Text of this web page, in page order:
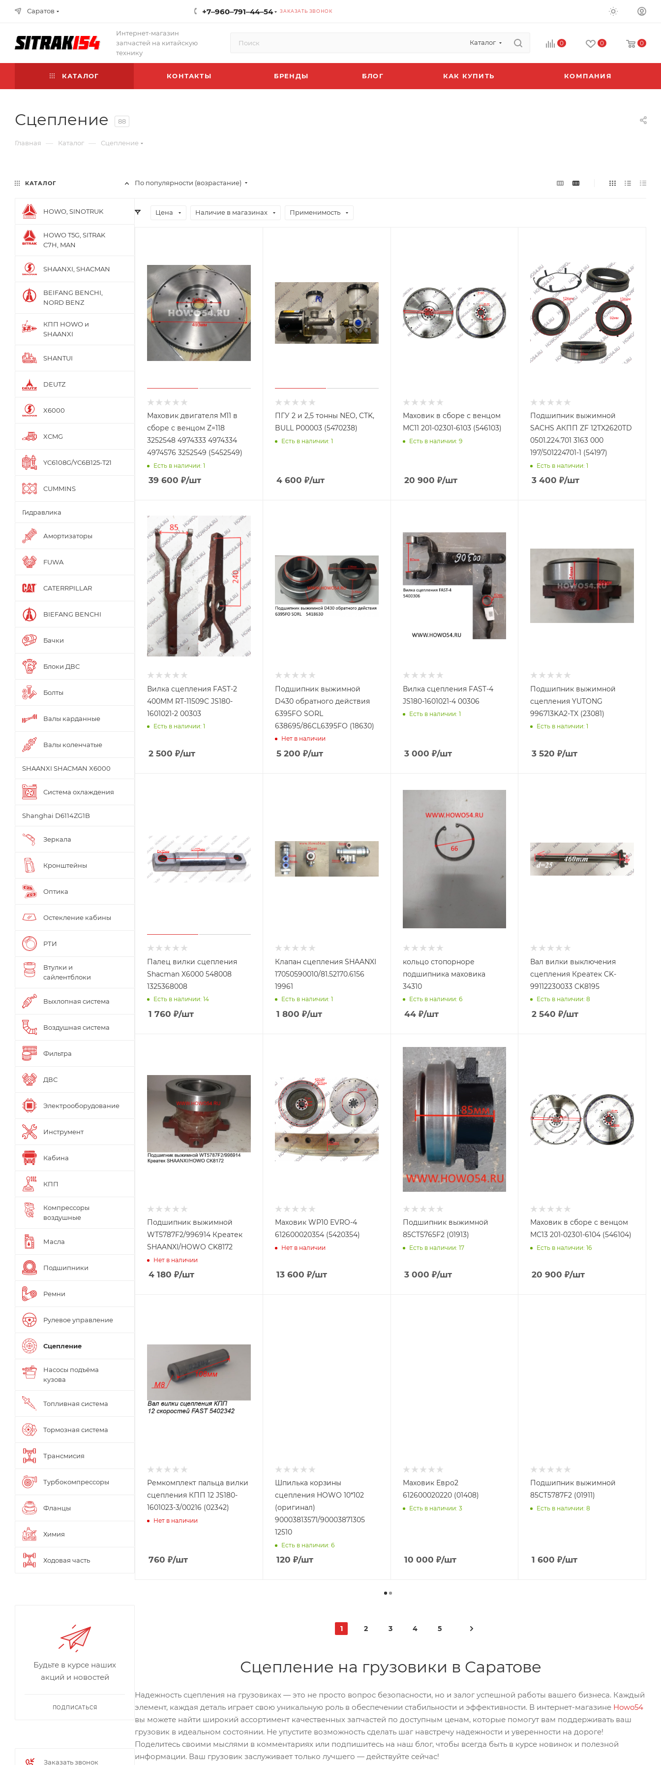
Саратов +7‒960‒791‒44‒54 ЗАКАЗАТЬ ЗВОНОК
Интернет-магазин
запчастей на китайскую
технику
Каталог 0 0 0
КАТАЛОГ КОНТАКТЫ БРЕНДЫ БЛОГ КАК КУПИТЬ КОМПАНИЯ
Сцепление 88
Главная — Каталог — Сцепление
По популярности (возрастание)
Цена Наличие в магазинах Применимость
Маховик двигателя M11 в
сборе с венцом Z=118
3252548 4974333 4974334
4974576 3252549 (5452549)
Есть в наличии: 1
39 600 ₽/шт
ПГУ 2 и 2,5 тонны NEO, CTK,
BULL P00003 (5470238)
Есть в наличии: 1
4 600 ₽/шт
Маховик в сборе с венцом
MC11 201-02301-6103 (546103)
Есть в наличии: 9
20 900 ₽/шт
Подшипник выжимной
SACHS АКПП ZF 12TX2620TD
0501.224.701 3163 000
197/501224701-1 (54197)
Есть в наличии: 1
3 400 ₽/шт
Вилка сцепления FAST-2
400MM RT-11509C JS180-
1601021-2 00303
Есть в наличии: 1
2 500 ₽/шт
Подшипник выжимной
D430 обратного действия
6395FO SORL
638695/86CL6395FO (18630)
Нет в наличии
5 200 ₽/шт
Вилка сцепления FAST-4
JS180-1601021-4 00306
Есть в наличии: 1
3 000 ₽/шт
Подшипник выжимной
сцепления YUTONG
996713KA2-TX (23081)
Есть в наличии: 1
3 520 ₽/шт
Палец вилки сцепления
Shacman X6000 548008
1325368008
Есть в наличии: 14
1 760 ₽/шт
Клапан сцепления SHAANXI
17050590010/81.52170.6156
19961
Есть в наличии: 1
1 800 ₽/шт
кольцо стопорноре
подшипника маховика
34310
Есть в наличии: 6
44₽/шт
Вал вилки выключения
сцепления Креатек CK-
99112230033 CK8195
Есть в наличии: 8
2 540 ₽/шт
Подшипник выжимной
WT5787F2/996914 Креатек
SHAANXI/HOWO CK8172
Нет в наличии
4 180 ₽/шт
Маховик WP10 EVRO-4
612600020354 (5420354)
Нет в наличии
13 600 ₽/шт
Подшипник выжимной
85CT5765F2 (01913)
Есть в наличии: 17
3 000 ₽/шт
Маховик в сборе с венцом
MC13 201-02301-6104 (546104)
Есть в наличии: 16
20 900 ₽/шт
Ремкомплект пальца вилки
сцепления КПП 12 JS180-
1601023-3/00216 (02342)
Нет в наличии
760 ₽/шт
Шпилька корзины
сцепления HOWO 10*102
(оригинал)
90003813571/90003871305
12510
Есть в наличии: 6
120 ₽/шт
Маховик Евро2
612600020220 (01408)
Есть в наличии: 3
10 000 ₽/шт
Подшипник выжимной
85CT5787F2 (01911)
Есть в наличии: 8
1 600 ₽/шт
1 2 3 4 5
Сцепление на грузовики в Саратове
Надежность сцепления на грузовиках — это не просто вопрос безопасности, но и залог успешной работы вашего бизнеса. Каждый
элемент, каждая деталь играет свою уникальную роль в обеспечении стабильности и эффективности. В интернет-магазине Howo54
вы можете найти широкий ассортимент качественных запчастей по доступным ценам, которые помогут вам поддерживать ваш
грузовик в идеальном состоянии. Не упустите возможность сделать шаг навстречу надежности и уверенности на дороге!
Поделитесь своими мыслями в комментариях или подпишитесь на наш блог, чтобы всегда быть в курсе новинок и полезной
информации. Ваш грузовик заслуживает только лучшего — действуйте сейчас!
КАТАЛОГ
HOWO, SINOTRUK
HOWO T5G, SITRAK
C7H, MAN
SHAANXI, SHACMAN
BEIFANG BENCHI,
NORD BENZ
КПП HOWO и
SHAANXI
SHANTUI
DEUTZ
X6000
XCMG
YC6108G/YC6B125-T21
CUMMINS
Гидравлика
Амортизаторы
FUWA
CATERRPILLAR
BIEFANG BENCHI
Бачки
Блоки ДВС
Болты
Валы карданные
Валы коленчатые
SHAANXI SHACMAN X6000
Система охлаждения
Shanghai D6114ZG1B
Зеркала
Кронштейны
Оптика
Остекление кабины
РТИ
Втулки и
сайлентблоки
Выхлопная система
Воздушная система
Фильтра
ДВС
Электрооборудование
Инструмент
Кабина
КПП
Компрессоры
воздушные
Масла
Подшипники
Ремни
Рулевое управление
Сцепление
Насосы подъёма
кузова
Топливная система
Тормозная система
Трансмисия
Турбокомпрессоры
Фланцы
Химия
Ходовая часть
Будьте в курсе наших
акций и новостей
ПОДПИСАТЬСЯ
Заказать звонок